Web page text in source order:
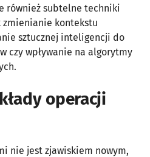
również subtelne techniki
kontekstu
sztucznej inteligencji do
czy wpływanie na algorytmy
operacji
nie jest zjawiskiem nowym,